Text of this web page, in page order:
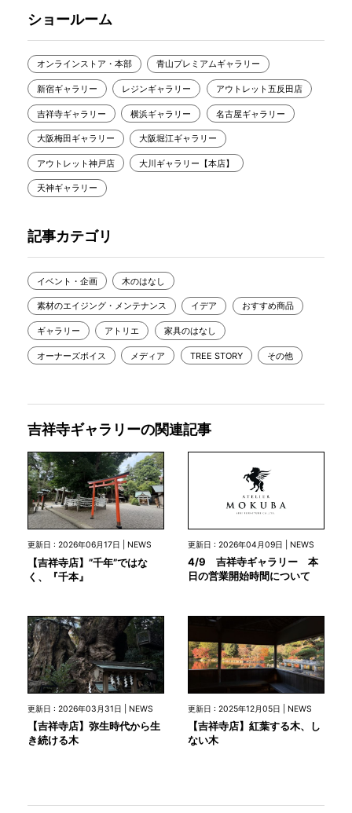
ショールーム
オンラインストア・本部 青山プレミアムギャラリー
新宿ギャラリー レジンギャラリー アウトレット五反田店
吉祥寺ギャラリー 横浜ギャラリー 名古屋ギャラリー
大阪梅田ギャラリー 大阪堀江ギャラリー
アウトレット神戸店 大川ギャラリー【本店】
天神ギャラリー
記事カテゴリ
イベント・企画 木のはなし
素材のエイジング・メンテナンス イデア おすすめ商品
ギャラリー アトリエ 家具のはなし
オーナーズボイス メディア TREE STORY その他
吉祥寺ギャラリーの関連記事
更新日 : 2026年06月17日 | NEWS
【吉祥寺店】”千年”ではな
く、『千本』
更新日 : 2026年04月09日 | NEWS
4/9 吉祥寺ギャラリー 本
日の営業開始時間について
更新日 : 2026年03月31日 | NEWS
【吉祥寺店】弥生時代から生
き続ける木
更新日 : 2025年12月05日 | NEWS
【吉祥寺店】紅葉する木、し
ない木